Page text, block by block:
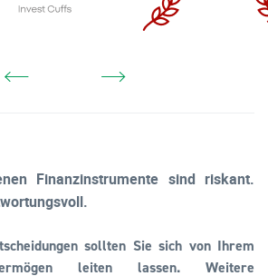
Finanzinstrumente sind riskant.
sollten Sie sich von Ihrem
leiten lassen. Weitere